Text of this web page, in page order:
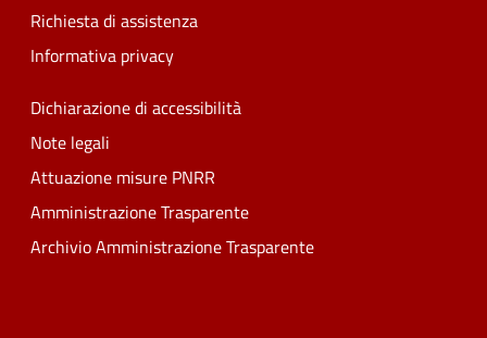
Richiesta di assistenza
Informativa privacy
Dichiarazione di accessibilità
Note legali
Attuazione misure PNRR
Amministrazione Trasparente
Archivio Amministrazione Trasparente